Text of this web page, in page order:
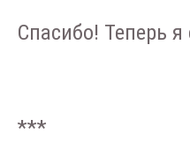
Спасибо! Теперь
***